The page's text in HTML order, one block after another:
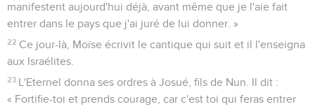
manifestent aujourd'hui déjà, avant même que je l'aie fait
entrer dans le pays que j'ai juré de lui donner. »
22 Ce jour-là, Moïse écrivit le cantique qui suit et il l'enseigna
aux Israélites.
23 L'Eternel donna ses ordres à Josué, fils de Nun. Il dit :
« Fortifie-toi et prends courage, car c'est toi qui feras entrer